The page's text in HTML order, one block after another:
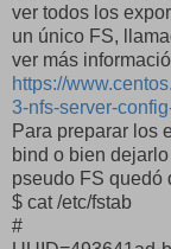
ver todos los
un único FS,
ver más
https://
3-nfs-server-
Para preparar los
bind o bien
pseudo FS quedó
$ cat /etc/fstab
#